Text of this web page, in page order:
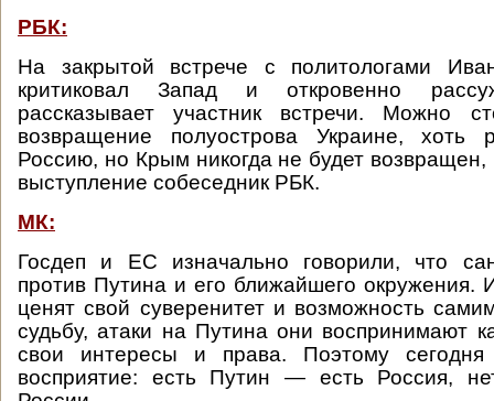
РБК:
На закрытой встрече с политологами
критиковал Запад и откровенно
рассказывает участник встречи. Можно
возвращение полуострова Украине, хоть
Россию, но Крым никогда не будет возвращен,
выступление собеседник РБК.
МК:
Госдеп и ЕС изначально говорили, что
против Путина и его ближайшего окружения.
ценят свой суверенитет и возможность
судьбу, атаки на Путина они воспринимают
свои интересы и права. Поэтому сегодня
восприятие: есть Путин — есть Россия,